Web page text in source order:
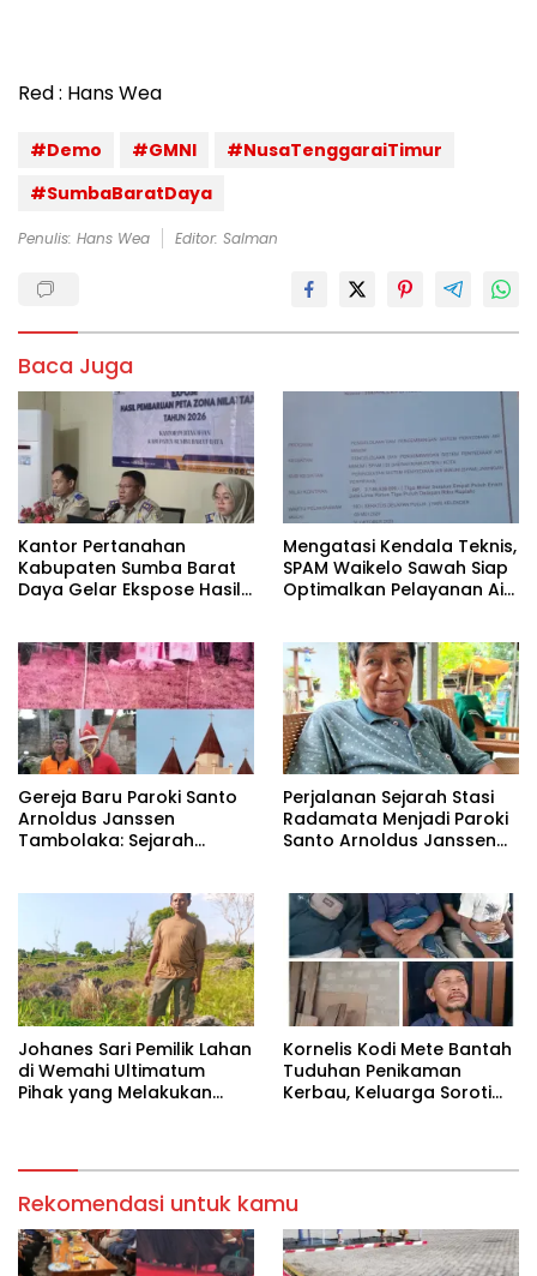
Red : Hans Wea
#Demo #GMNI
#NusaTenggaraiTimur
#SumbaBaratDaya
Penulis: Hans Wea Editor: Salman
Baca Juga
Kantor Pertanahan
Kabupaten Sumba Barat
Daya Gelar Ekspose Hasil
Mengatasi Kendala Teknis,
SPAM Waikelo Sawah Siap
Optimalkan Pelayanan Air
Gereja Baru Paroki Santo
Arnoldus Janssen
Tambolaka: Sejarah
Kolektif Perjuangan Para
Imam Bersama Para
Tokoh Umat
Perjalanan Sejarah Stasi
Radamata Menjadi Paroki
Santo Arnoldus Janssen
‎Johanes Sari Pemilik Lahan
di Wemahi Ultimatum
Pihak yang Melakukan
Kornelis Kodi Mete Bantah
Tuduhan Penikaman
Kerbau, Keluarga Soroti
Rekomendasi untuk kamu